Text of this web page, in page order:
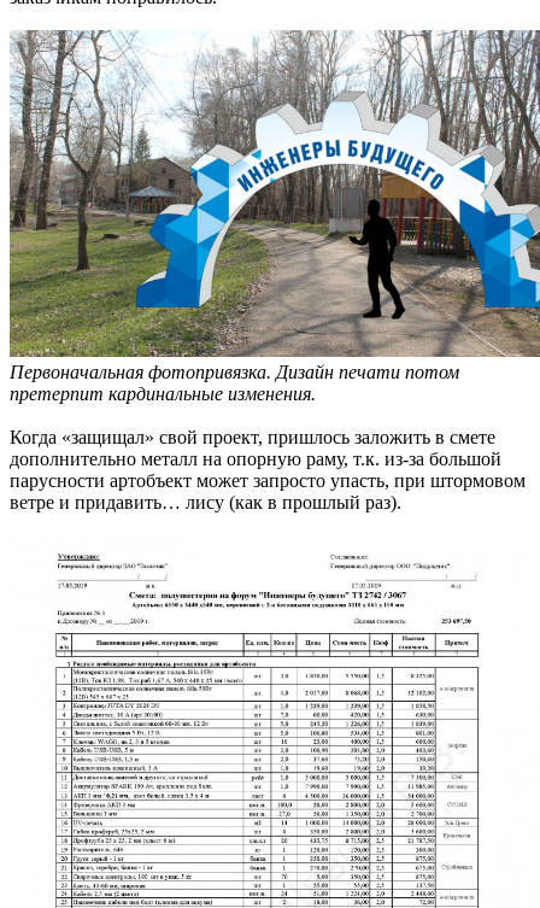
Первоначальная фотопривязка. Дизайн печати потом
претерпит кардинальные изменения.
Когда «защищал» свой проект, пришлось заложить в смете
дополнительно металл на опорную раму, т.к. из-за большой
парусности артобъект может запросто упасть, при штормовом
ветре и придавить… лису (как в прошлый раз).